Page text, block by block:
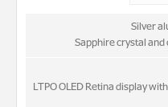
Silver
LTPO OLED Retina display